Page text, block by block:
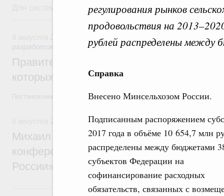
регулирования рынков
продовольствия на
рублей распределены
Справка
Внесено Минсельхозом России.
Подписанным распоряжением
2017 года в объёме 10 654,7 млн
распределены между бюджетами
субъектов Федерации на
софинансирование расходных
обязательств, связанных с
Для системного поиска перейдите в раздел "Поиск по
8 августа, суббота
Государственная политика в сфере
разработок
Правительство расширило перечень
которых освобождаются от НДФЛ
Постановление от 5 августа 2026 года №978
Отрасль информационных технологий
Михаил Мишустин дал поручения по
конференции «Цифровая индустрия
России»
6 августа, четверг